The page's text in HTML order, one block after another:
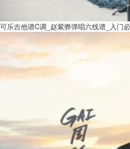
可乐吉他谱C调_赵紫骅弹唱六线谱_入门